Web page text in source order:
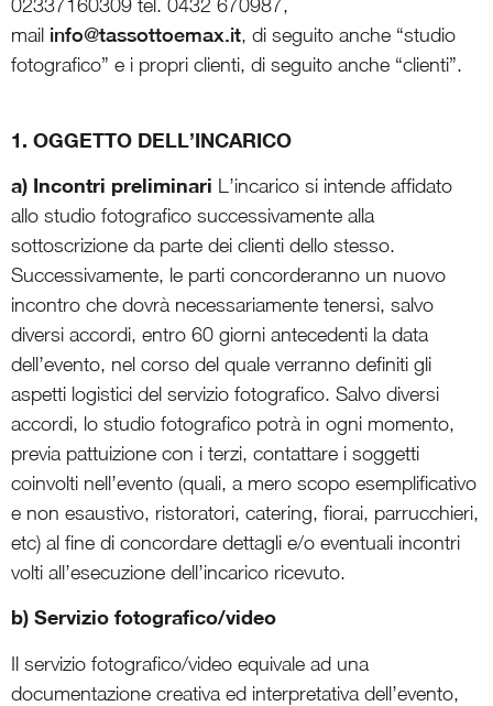
02337160309 tel. 0432 670987,
mail info@tassottoemax.it, di seguito anche “studio
fotografico” e i propri clienti, di seguito anche “clienti”.
1. OGGETTO DELL’INCARICO
a) Incontri preliminari L’incarico si intende affidato
allo studio fotografico successivamente alla
sottoscrizione da parte dei clienti dello stesso.
Successivamente, le parti concorderanno un nuovo
incontro che dovrà necessariamente tenersi, salvo
diversi accordi, entro 60 giorni antecedenti la data
dell’evento, nel corso del quale verranno definiti gli
aspetti logistici del servizio fotografico. Salvo diversi
accordi, lo studio fotografico potrà in ogni momento,
previa pattuizione con i terzi, contattare i soggetti
coinvolti nell’evento (quali, a mero scopo esemplificativo
e non esaustivo, ristoratori, catering, fiorai, parrucchieri,
etc) al fine di concordare dettagli e/o eventuali incontri
volti all’esecuzione dell’incarico ricevuto.
b) Servizio fotografico/video
Il servizio fotografico/video equivale ad una
documentazione creativa ed interpretativa dell’evento,